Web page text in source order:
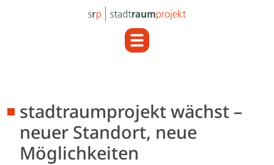
stadtraumprojekt wächst –
neuer Standort, neue
Möglichkeiten